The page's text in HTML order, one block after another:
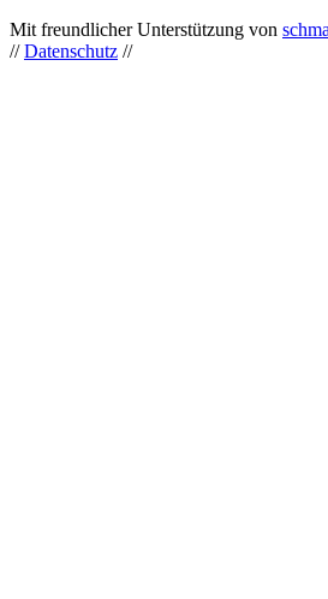
Mit freundlicher Unterstützung von
//Datenschutz //